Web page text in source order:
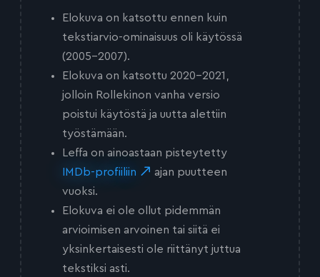
Elokuva on katsottu ennen kuin
tekstiarvio-ominaisuus oli käytössä
(2005-2007).
Elokuva on katsottu 2020-2021,
jolloin Rollekinon vanha versio
poistui käytöstä ja uutta alettiin
työstämään.
Leffa on ainoastaan pisteytetty
IMDb-profiiliin
ajan puutteen
vuoksi.
Elokuva ei ole ollut pidemmän
arvioimisen arvoinen tai siitä ei
yksinkertaisesti ole riittänyt juttua
tekstiksi asti.